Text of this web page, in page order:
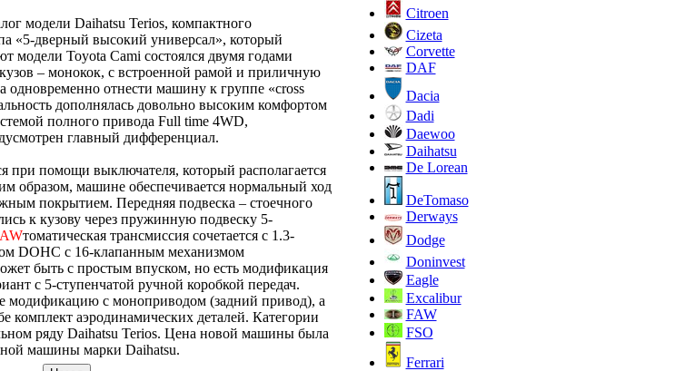
модели Daihatsu Terios, компактного
«5-дверный высокий универсал», который
модели Toyota Cami состоялся двумя годами
– монокок, с встроенной рамой и приличную
одновременно отнести машину к группе «cross
дополнялась довольно высоким комфортом
полного привода Full time 4WD,
главный дифференциал.
при помощи выключателя, который располагается
образом, машине обеспечивается нормальный ход
покрытием. Передняя подвеска – стоечного
к кузову через пружинную подвеску 5-
AWтоматическая трансмиссия сочетается с 1.3-
DOHC c 16-клапанным механизмом
быть с простым впуском, но есть модификация
с 5-ступенчатой ручной коробкой передач.
модификацию с моноприводом (задний привод), а
комплект аэродинамических деталей. Категории
ряду Daihatsu Terios. Цена новой машины была
машины марки Daihatsu.
Citroen
Cizeta
Corvette
DAF
Dacia
Dadi
Daewoo
Daihatsu
De Lorean
DeTomaso
Derways
Dodge
Doninvest
Eagle
Excalibur
FAW
FSO
Ferrari